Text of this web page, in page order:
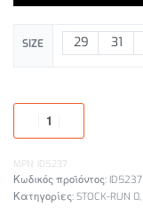
SIZE 29 31
MPN: ID5237
ID5237
Κατηγορίες: STOCK-RUN 0,